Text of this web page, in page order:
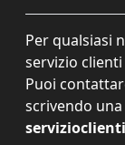
Per qualsiasi
servizio
Puoi
scrivendo una